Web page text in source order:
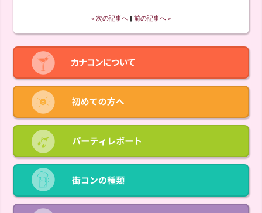
« 次の記事へ 前の記事へ »